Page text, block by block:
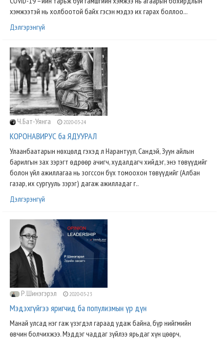
хэмжээтэй нь холбоотой байх гэсэн мэдээ их гарах боллоо...
Дэлгэрэнгүй
Ч.Бат-Уянга 2020-03-24
КОРОНАВИРУС ба ЯДУУРАЛ
Улаанбаатарын нөхцөлд гэхэд л Нарантуул, Сандэй, Зуун айлын
барилгын зах зэрэгт өдрөөр ачигч, худалдагч хийдэг, энэ төвүүдийг
болон үйл ажиллагаа нь зогссон бүх томоохон төвүүдийг (Албан
газар, их сургууль зэрэг) дагаж ажилладаг г..
Дэлгэрэнгүй
Р.Шинэгэрэл 2020-03-23
Мэдэхгүйгээ яригчид ба популизмын үр дүн
Манай улсад нэг гаж үзэгдэл гараад удаж байна, бүр нийгмийн
өвчин болчихжээ. Мэддэг чаддаг зүйлээ ярьдаг хүн цөөрч,